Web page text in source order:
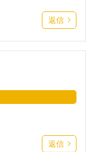
返信
返信